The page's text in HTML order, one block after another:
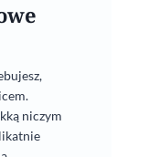
niczym